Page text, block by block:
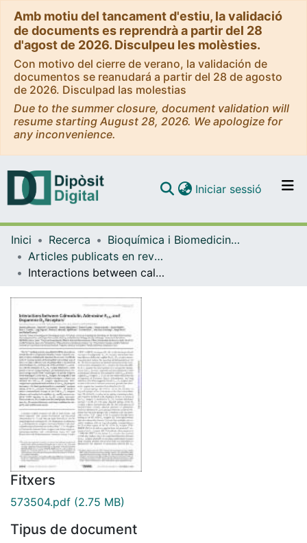
Amb motiu del tancament d'estiu, la validació
de documents es reprendrà a partir del 28
d'agost de 2026. Disculpeu les molèsties.
Con motivo del cierre de verano, la validación de
documentos se reanudará a partir del 28 de agosto
de 2026. Disculpad las molestias
Due to the summer closure, document validation will
resume starting August 28, 2026. We apologize for
any inconvenience.
Navega per tot el DD
Com publicar
Iniciar sessió (current)
Inici Recerca
Bioquímica i Biomedicina Molecular
Articles publicats en revistes (Bioquímica i Biomedicina Molecular)
Interactions between calmodulin, adenosine A2A, and dopamine D2 receptors
Fitxers
573504.pdf (2.75 MB)
Tipus de document